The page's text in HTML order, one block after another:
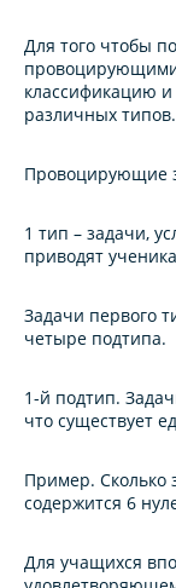
Для того чтобы
классификацию
различных типов.
Провоцирующие
1 тип – задачи,
приводят
Задачи первого
четыре подтипа.
1-й подтип.
что существует
Пример. Сколько
содержится 6
Для учащихся